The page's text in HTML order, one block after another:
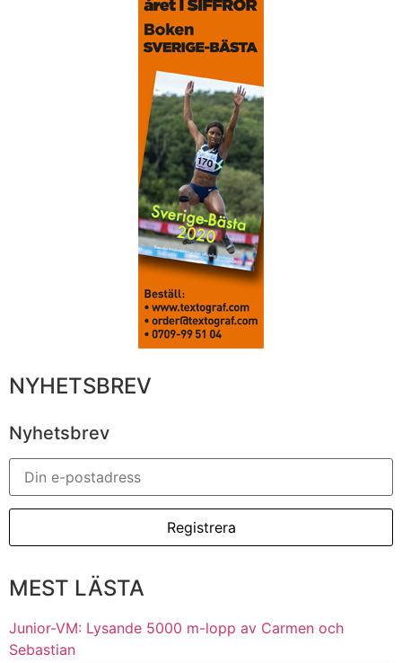
NYHETSBREV
Nyhetsbrev
MEST LÄSTA
Junior-VM: Lysande 5000 m-lopp av Carmen och
Sebastian